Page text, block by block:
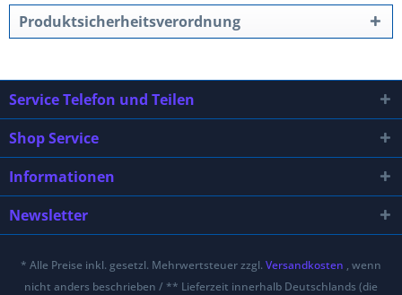
Produktsicherheitsverordnung
Service Telefon und Teilen
Shop Service
Informationen
Newsletter
* Alle Preise inkl. gesetzl. Mehrwertsteuer zzgl. Versandkosten , wenn
nicht anders beschrieben / ** Lieferzeit innerhalb Deutschlands (die